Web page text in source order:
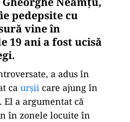
pedepsite cu
vine în
19 ani a fost ucisă
a adus în
ca urșii care ajung în
a argumentat că
în zonele locuite în